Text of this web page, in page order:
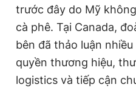
trước đây do Mỹ
cà phê. Tại Canada,
bên đã thảo luận
quyền thương hiệu,
logistics và tiếp cận